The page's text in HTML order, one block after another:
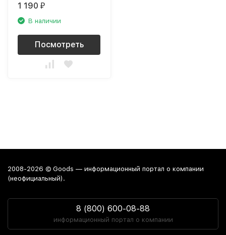
1 190₽
В наличии
Посмотреть
2008-2026 © Goods — информационный портал о компании
(неофициальный).
8 (800) 600-08-88
информационный портал о компании